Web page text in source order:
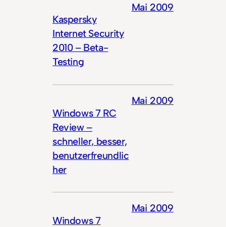
Kaspersky
Internet Security
2010 – Beta-
Testing
Mai 2009
Windows 7 RC
Review –
schneller, besser,
benutzerfreundlic
her
Mai 2009
Windows 7
Mai 2009